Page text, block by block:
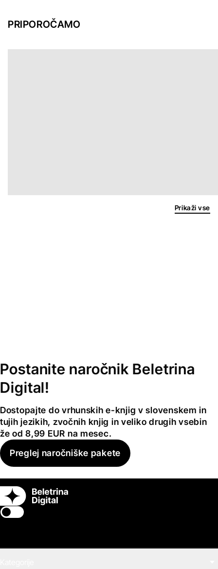
PRIPOROČAMO
Prikaži vse
Postanite naročnik Beletrina
Digital!
Dostopajte do vrhunskih e-knjig v slovenskem in
tujih jezikih, zvočnih knjig in veliko drugih vsebin
že od 8,99 EUR na mesec.
Preglej naročniške pakete
Switch theme